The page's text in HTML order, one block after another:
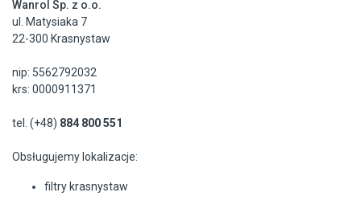
Wanrol Sp. z o.o.
ul. Matysiaka 7
22-300 Krasnystaw
nip: 5562792032
krs: 0000911371
tel. (+48) 884 800 551
Obsługujemy lokalizacje:
filtry krasnystaw